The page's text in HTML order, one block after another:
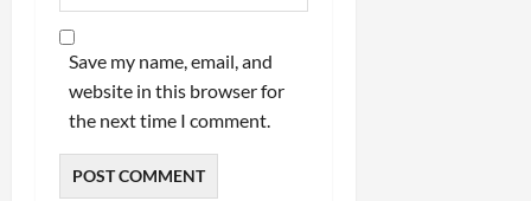
Save my name, email, and
website in this browser for
the next time I comment.